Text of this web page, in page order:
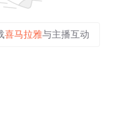
喜马拉雅与主播互动